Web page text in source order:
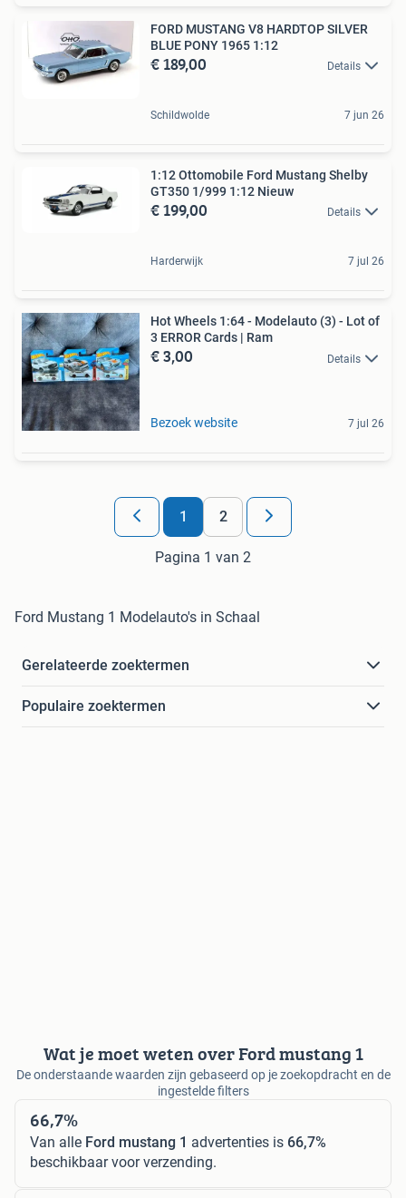
FORD MUSTANG V8 HARDTOP SILVER
BLUE PONY 1965 1:12
€ 189,00 Details
Schildwolde 7 jun 26
1:12 Ottomobile Ford Mustang Shelby
GT350 1/999 1:12 Nieuw
€ 199,00 Details
Harderwijk 7 jul 26
Hot Wheels 1:64 - Modelauto (3) - Lot of
3 ERROR Cards | Ram
€ 3,00 Details
Bezoek website 7 jul 26
1 2
Pagina 1 van 2
Ford Mustang 1 Modelauto's in Schaal
Gerelateerde zoektermen
Populaire zoektermen
Wat je moet weten over Ford mustang 1
De onderstaande waarden zijn gebaseerd op je zoekopdracht en de
ingestelde filters
66,7%
Van alle Ford mustang 1 advertenties is 66,7%
beschikbaar voor verzending.